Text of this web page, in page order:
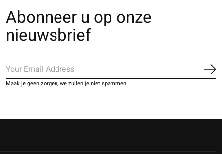
Abonneer u op onze
nieuwsbrief
Maak je geen zorgen, we zullen je niet spammen